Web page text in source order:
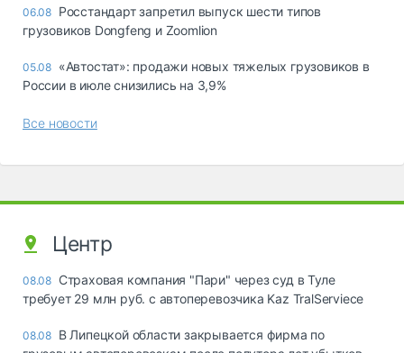
06.08 Росстандарт запретил выпуск шести типов
грузовиков Dongfeng и Zoomlion
05.08 «Автостат»: продажи новых тяжелых грузовиков в
России в июле снизились на 3,9%
Все новости
Центр
08.08 Страховая компания "Пари" через суд в Туле
требует 29 млн руб. с автоперевозчика Kaz TralServiece
08.08 В Липецкой области закрывается фирма по